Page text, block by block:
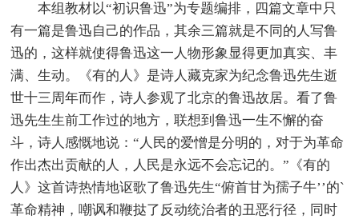
本组教材以“初识鲁迅”为专题编排，四篇文章中只
有一篇是鲁迅自己的作品，其余三篇就是不同的人写鲁
迅的，这样就使得鲁迅这一人物形象显得更加真实、丰
满、生动。《有的人》是诗人藏克家为纪念鲁迅先生逝
世十三周年而作，诗人参观了北京的鲁迅故居。看了鲁
迅先生生前工作过的地方，联想到鲁迅一生不懈的奋
斗，诗人感慨地说：“人民的爱憎是分明的，对于为革命
作出杰出贡献的人，人民是永远不会忘记的。”《有的
人》这首诗热情地讴歌了鲁迅先生“俯首甘为孺子牛’’的`
革命精神，嘲讽和鞭挞了反动统治者的丑恶行径，同时